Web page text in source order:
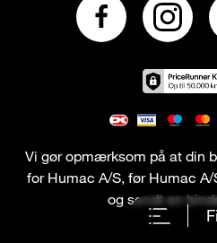
Vi gør opmærksom på at din
for Humac A/S, før Humac
og sendt en